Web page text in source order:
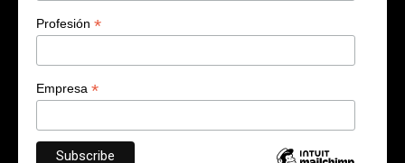
Profesión *
Empresa *